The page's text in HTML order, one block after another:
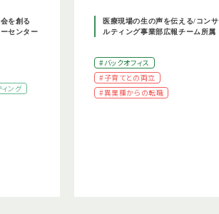
を創る
センター
ング
医療現場の生の声を伝える/コンサ
ルティング事業部広報チーム所属
#バックオフィス
#子育てとの両立
#異業種からの転職